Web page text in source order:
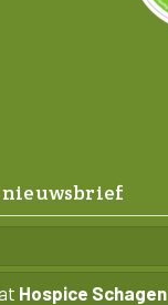
nieuwsbrief
Hospice Schagen